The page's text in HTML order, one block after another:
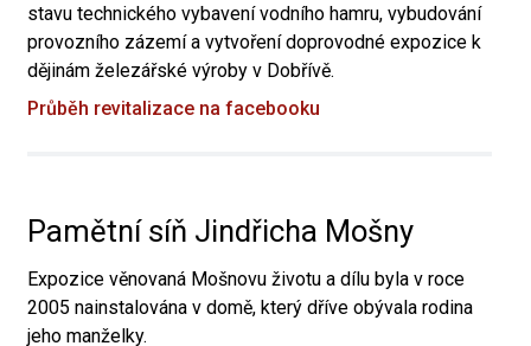
stavu technického vybavení vodního hamru, vybudování
provozního zázemí a vytvoření doprovodné expozice k
dějinám železářské výroby v Dobřívě.
Průběh revitalizace na facebooku
Pamětní síň Jindřicha Mošny
Expozice věnovaná Mošnovu životu a dílu byla v roce
2005 nainstalována v domě, který dříve obývala rodina
jeho manželky.